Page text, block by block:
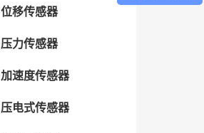
位移传感器
压力传感器
加速度传感器
压电式传感器